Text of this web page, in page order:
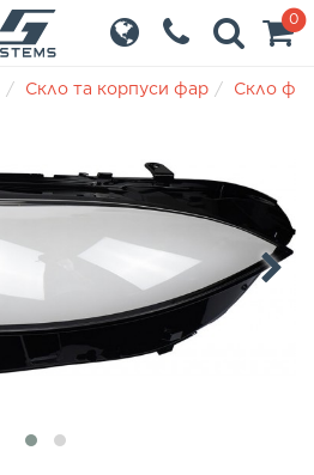
0
Скло та корпуси фар Скло